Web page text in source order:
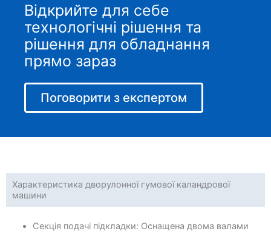
Відкрийте для себе
технологічні рішення та
рішення для обладнання
прямо зараз
Поговорити з експертом
Характеристика дворулонної гумової каландрової
машини
Секція подачі підкладки: Оснащена двома валами